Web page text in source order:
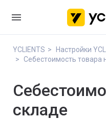

YCLIENTS Настройки
Себестоимость товара
складе